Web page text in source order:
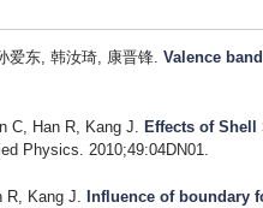
爱东, 韩汝琦, 康晋锋 Valence
C, Han R, Kang J Effects of Shell
Physics. 2010;49:04DN01.
R, Kang J Influence of boundary